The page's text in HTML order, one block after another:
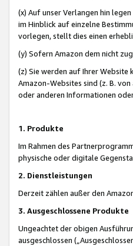
(x) Auf unser Verlangen hin
im Hinblick auf einzelne
vorlegen, stellt dies einen
(y) Sofern Amazon dem nicht
(z) Sie werden auf Ihrer
Amazon-Websites sind (z. B.
oder anderen Informationen
1. Produkte
Im Rahmen des
physische oder digitale
2. Dienstleistungen
Derzeit zählen außer den
3. Ausgeschlossene Produkte
Ungeachtet der obigen
ausgeschlossen